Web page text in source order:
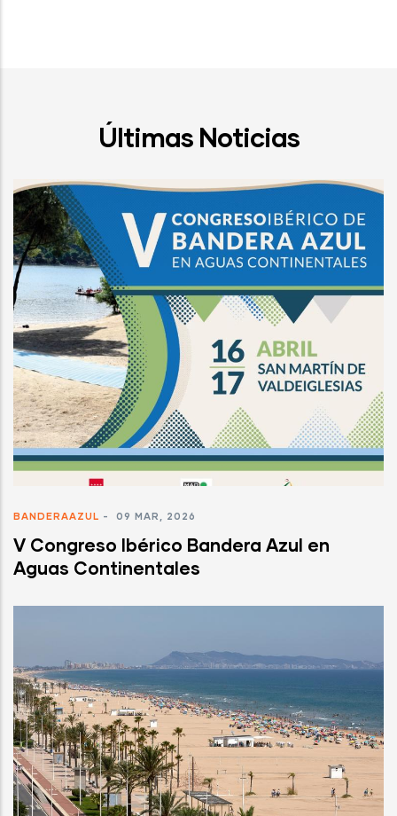
Últimas Noticias
BANDERAAZUL - 09 MAR, 2026
V Congreso Ibérico Bandera Azul en
Aguas Continentales